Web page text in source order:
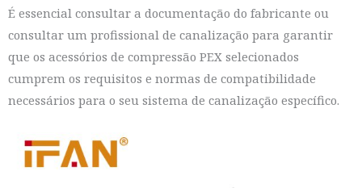
É essencial consultar a documentação do fabricante ou
consultar um profissional de canalização para garantir
que os acessórios de compressão PEX selecionados
cumprem os requisitos e normas de compatibilidade
necessários para o seu sistema de canalização específico.